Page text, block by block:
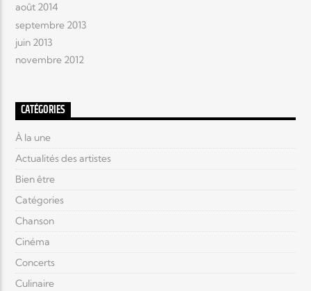
août 2014
septembre 2013
juin 2013
novembre 2012
CATÉGORIES
À la une
Actualités des artistes
Bien être
Catégories
Chanson
Cinéma
Concerts
Culinaire